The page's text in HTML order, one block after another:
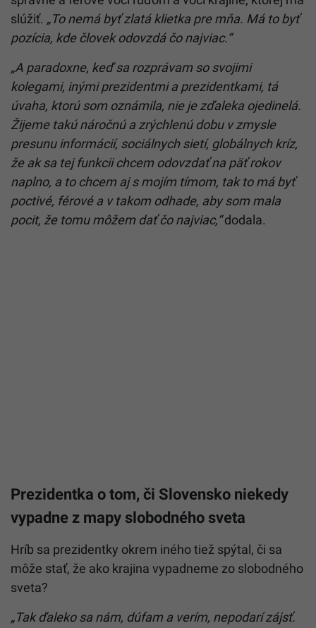
slúžiť. „To nemá byť zlatá klietka pre mňa. Má to byť
pozícia, kde človek odovzdá čo najviac.“
„A paradoxne, keď sa rozprávam so svojimi
kolegami, inými prezidentmi a prezidentkami, tá
úvaha, ktorú som oznámila, nie je zďaleka ojedinelá.
Žijeme takú náročnú a zrýchlenú dobu v zmysle
presunu informácií, sociálnych sietí, globálnych kríz,
že ak sa tej funkcii chcem odovzdať na päť rokov
naplno, a to chcem aj s mojím tímom, tak to má byť
poctivé, férové a v takom odhade, aby som mala
pocit, že tomu môžem dať čo najviac,“dodala.
Prezidentka o tom, či Slovensko niekedy
vypadne z mapy slobodného sveta
Hríb sa prezidentky okrem iného tiež spýtal, či sa
môže stať, že ako krajina vypadneme zo slobodného
sveta?
„Tak ďaleko sa nám, dúfam a verím, nepodarí zájsť.